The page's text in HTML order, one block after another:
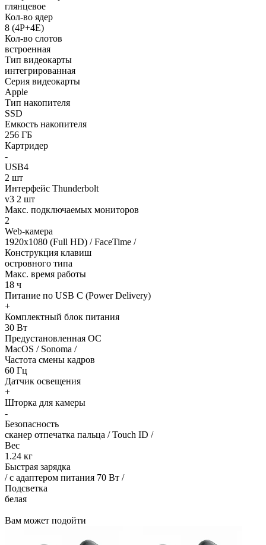
глянцевое
Кол-во ядер
8 (4P+4E)
Кол-во слотов
встроенная
Тип видеокарты
интегрированная
Серия видеокарты
Apple
Тип накопителя
SSD
Емкость накопителя
256 ГБ
Картридер
-
USB4
2 шт
Интерфейс Thunderbolt
v3 2 шт
Макс. подключаемых мониторов
2
Web-камера
1920x1080 (Full HD) / FaceTime /
Конструкция клавиш
островного типа
Макс. время работы
18 ч
Питание по USB C (Power Delivery)
+
Комплектный блок питания
30 Вт
Предустановленная ОС
MacOS / Sonoma /
Частота смены кадров
60 Гц
Датчик освещения
+
Шторка для камеры
-
Безопасность
сканер отпечатка пальца / Touch ID /
Вес
1.24 кг
Быстрая зарядка
/ с адаптером питания 70 Вт /
Подсветка
белая
Вам может подойти